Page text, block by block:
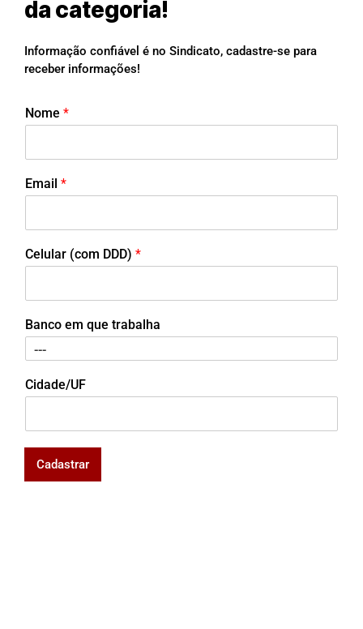
da categoria!
Informação confiável é no Sindicato, cadastre-se para
receber informações!
Nome *
Email *
Celular (com DDD) *
Banco em que trabalha
Cidade/UF
Cadastrar